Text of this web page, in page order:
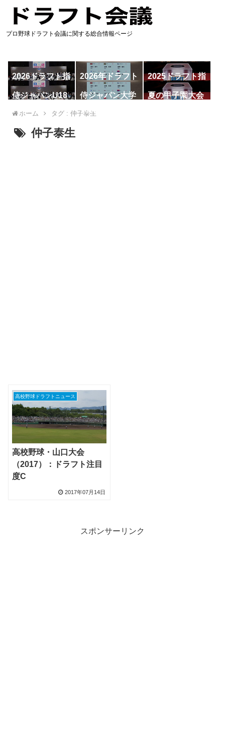
プロ野球ドラフト会議に関する総合情報ページ
2026ドラフト指
名予想
2026年ドラフト
候補
2025ドラフト指
名一覧
侍ジャパンU18
代表
侍ジャパン大学
代表
夏の甲子園大会
ホーム タグ : 仲子泰生
仲子泰生
高校野球ドラフトニュース
高校野球・山口大会
（2017）：ドラフト注目
度C
2017年07月14日
スポンサーリンク